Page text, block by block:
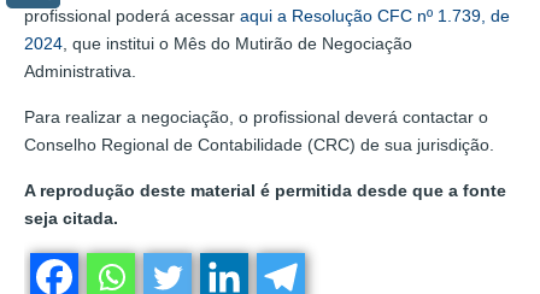
profissional poderá acessar aqui a Resolução CFC nº 1.739, de
2024 , que institui o Mês do Mutirão de Negociação
Administrativa.
Para realizar a negociação, o profissional deverá contactar o
Conselho Regional de Contabilidade (CRC) de sua jurisdição.
A reprodução deste material é permitida desde que a fonte
seja citada.